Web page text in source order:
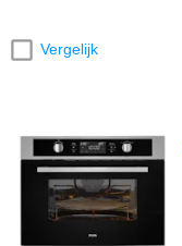
Vergelijk